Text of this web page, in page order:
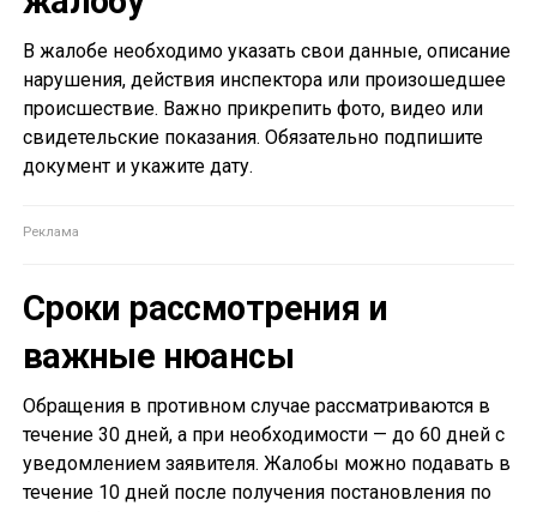
В жалобе необходимо указать свои данные, описание
нарушения, действия инспектора или произошедшее
происшествие. Важно прикрепить фото, видео или
свидетельские показания. Обязательно подпишите
документ и укажите дату.
Сроки рассмотрения и
важные нюансы
Обращения в противном случае рассматриваются в
течение 30 дней, а при необходимости — до 60 дней с
уведомлением заявителя. Жалобы можно подавать в
течение 10 дней после получения постановления по